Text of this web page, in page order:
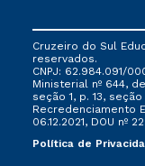
via FIES, Prouni
não se acumula
ofertada pela
Cruzeiro do Sul
reservados.
CNPJ: 62.984.091/
Ministerial nº 644,
seção 1, p. 13, seção
Recredenciamento
06.12.2021, DOU nº
Política de